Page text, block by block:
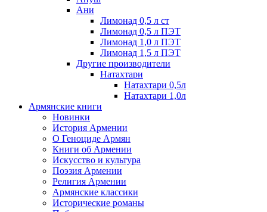
Ани
Лимонад 0,5 л ст
Лимонад 0,5 л ПЭТ
Лимонад 1,0 л ПЭТ
Лимонад 1,5 л ПЭТ
Другие производители
Натахтари
Натахтари 0,5л
Натахтари 1,0л
Армянские книги
Новинки
История Армении
О Геноциде Армян
Книги об Армении
Иcкусство и культура
Поэзия Армении
Религия Армении
Армянские классики
Исторические романы